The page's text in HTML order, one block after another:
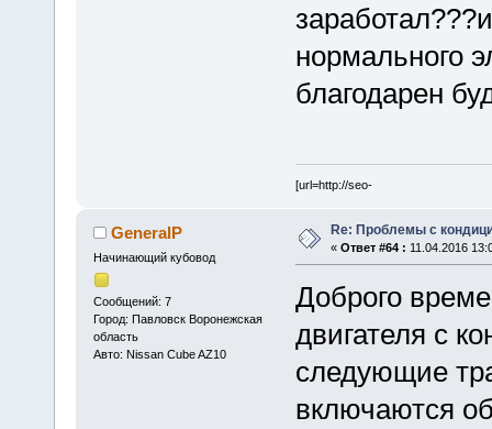
нормального
благодарен
[url=http://seo-
GeneralP
Начинающий кубовод
Сообщений: 7
Город: Павловск Воронежская
область
Авто: Nissan Cube AZ10
Re: Проблемы с
« Ответ #64 : 11.04.2016
Доброго
двигателя с
следующие
включаются